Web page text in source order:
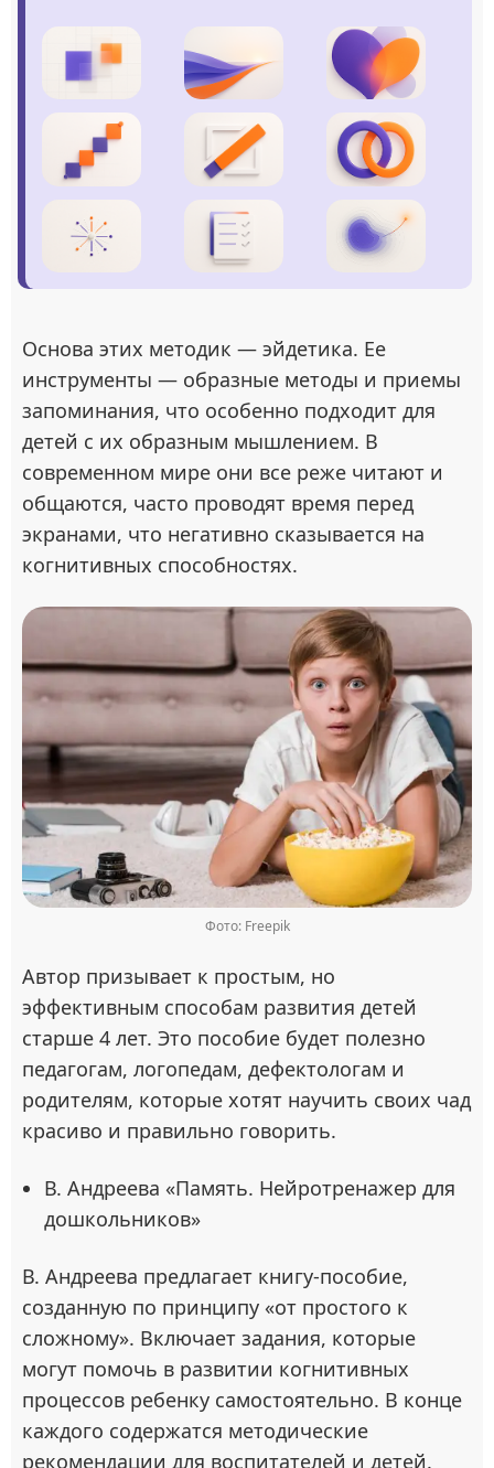
Основа этих методик — эйдетика. Ее
инструменты — образные методы и приемы
запоминания, что особенно подходит для
детей с их образным мышлением. В
современном мире они все реже читают и
общаются, часто проводят время перед
экранами, что негативно сказывается на
когнитивных способностях.
Фото: Freepik
Автор призывает к простым, но
эффективным способам развития детей
старше 4 лет. Это пособие будет полезно
педагогам, логопедам, дефектологам и
родителям, которые хотят научить своих чад
красиво и правильно говорить.
В. Андреева «Память. Нейротренажер для
дошкольников»
В. Андреева предлагает книгу-пособие,
созданную по принципу «от простого к
сложному». Включает задания, которые
могут помочь в развитии когнитивных
процессов ребенку самостоятельно. В конце
каждого содержатся методические
рекомендации для воспитателей и детей.